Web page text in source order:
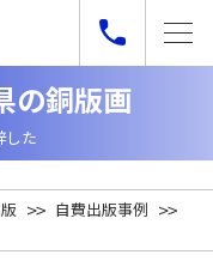
の銅版画
した
自費出版事例